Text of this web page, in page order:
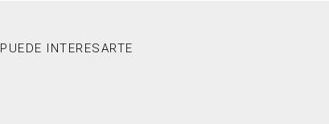
PUEDE INTERESARTE